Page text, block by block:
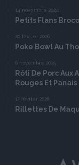
14 novembre 2024
Petits Flans
20 février 2026
Poke Bowl Au
6 novembre 2025
Rôti De Porc Aux
Rouges Et Panais
17 février 2026
Rillettes De